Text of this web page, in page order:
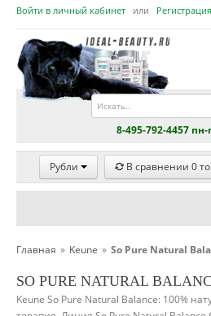
Войти в личный кабинет или
8-495-792-4457 пн-
Рубли В сравнении 0
Главная » Keune » So Pure Natural
SO PURE NATURAL
Keune So Pure Natural Balance: 100%